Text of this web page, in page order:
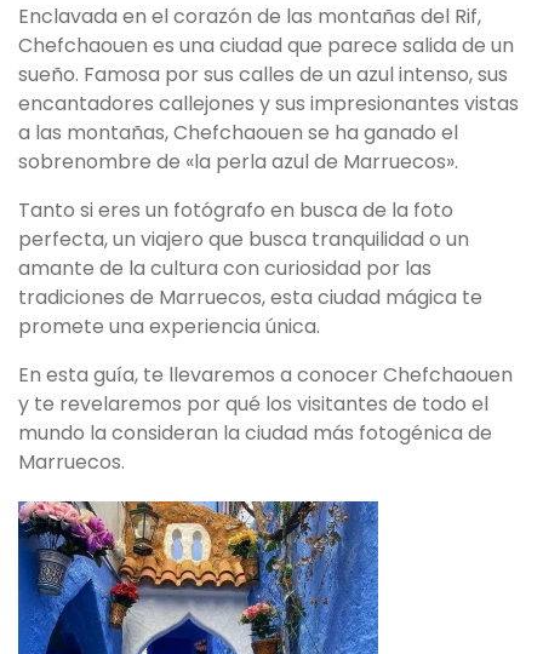
Enclavada en el corazón de las montañas del Rif,
Chefchaouen es una ciudad que parece salida de un
sueño. Famosa por sus calles de un azul intenso, sus
encantadores callejones y sus impresionantes vistas
a las montañas, Chefchaouen se ha ganado el
sobrenombre de «la perla azul de Marruecos».
Tanto si eres un fotógrafo en busca de la foto
perfecta, un viajero que busca tranquilidad o un
amante de la cultura con curiosidad por las
tradiciones de Marruecos, esta ciudad mágica te
promete una experiencia única.
En esta guía, te llevaremos a conocer Chefchaouen
y te revelaremos por qué los visitantes de todo el
mundo la consideran la ciudad más fotogénica de
Marruecos.